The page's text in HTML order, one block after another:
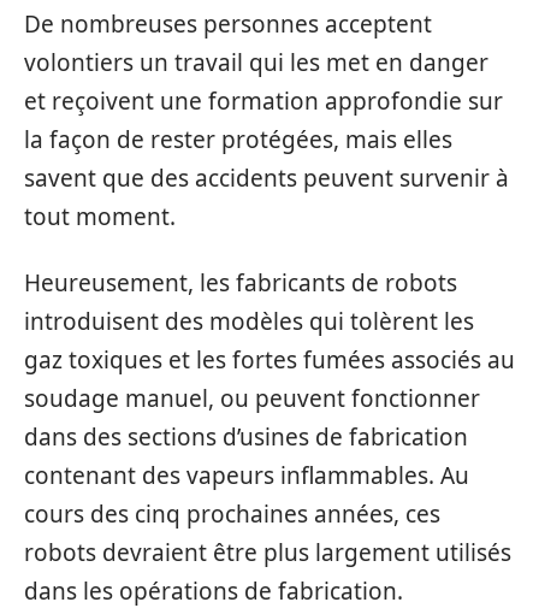
De nombreuses personnes acceptent
volontiers un travail qui les met en danger
et reçoivent une formation approfondie sur
la façon de rester protégées, mais elles
savent que des accidents peuvent survenir à
tout moment.
Heureusement, les fabricants de robots
introduisent des modèles qui tolèrent les
gaz toxiques et les fortes fumées associés au
soudage manuel, ou peuvent fonctionner
dans des sections d’usines de fabrication
contenant des vapeurs inflammables. Au
cours des cinq prochaines années, ces
robots devraient être plus largement utilisés
dans les opérations de fabrication.